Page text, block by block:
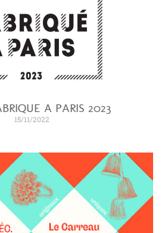
A PARIS 2023
15/11/2022